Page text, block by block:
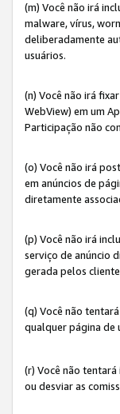
(m) Você não irá
malware, vírus,
deliberadamente
usuários.
(n) Você não irá
WebView) em um
Participação não
(o) Você não irá
em anúncios de
diretamente
(p) Você não irá
serviço de anúncio
gerada pelos
(q) Você não
qualquer página de
(r) Você não
ou desviar as